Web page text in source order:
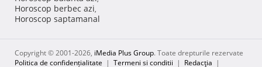
Horoscop berbec azi,
Horoscop saptamanal
Copyright © 2001-2026, iMedia Plus Group. Toate drepturile rezervate
Politica de confidențialitate | Termeni si conditii | Redacţia |